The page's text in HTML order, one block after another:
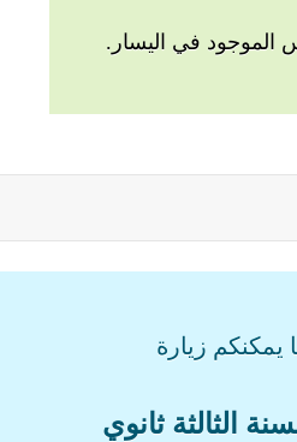
الموجود في اليسار.
يمكنكم زيارة
الثالثة ثانوي